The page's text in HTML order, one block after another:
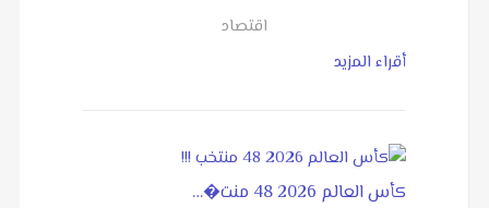
اقتصاد
أقراء المزيد
كأس العالم 2026 48 منت�…